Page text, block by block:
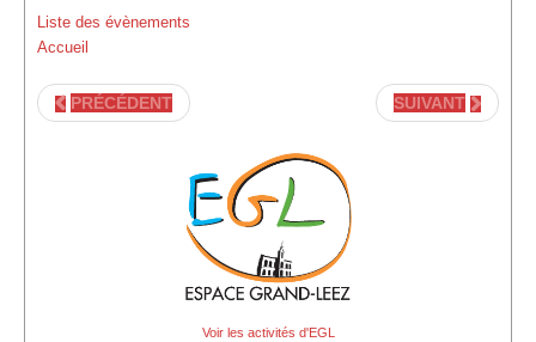
Liste des évènements
Accueil
PRÉCÉDENT SUIVANT
Voir les activités d'EGL